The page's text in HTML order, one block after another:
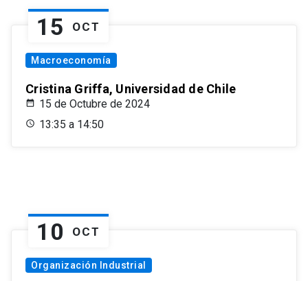
15 OCT
Macroeconomía
Cristina Griffa, Universidad de Chile
15 de Octubre de 2024
13:35 a 14:50
10 OCT
Organización Industrial